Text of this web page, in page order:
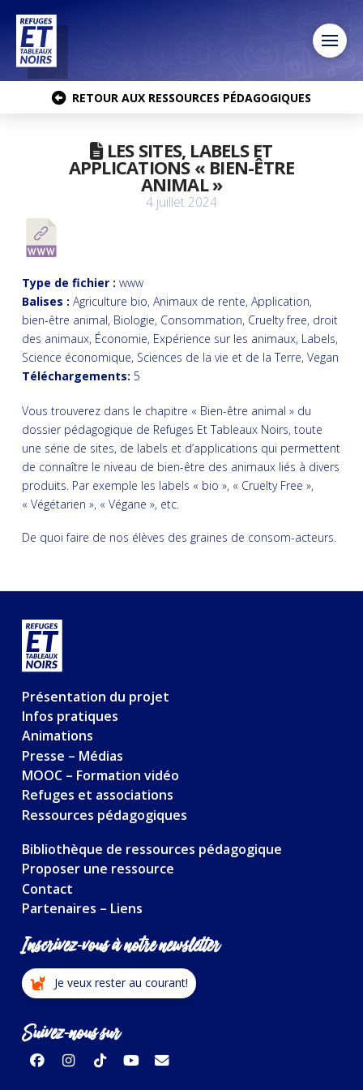
RETOUR AUX RESSOURCES PÉDAGOGIQUES
LES SITES, LABELS ET
APPLICATIONS « BIEN-ÊTRE
ANIMAL »
4 juillet 2024
Vous trouverez dans le chapitre « Bien-être animal » du
dossier pédagogique de Refuges Et Tableaux Noirs, toute
une série de sites, de labels et d’applications qui permettent
de connaître le niveau de bien-être des animaux liés à divers
produits. Par exemple les labels « bio », « Cruelty Free »,
« Végétarien », « Végane », etc.
De quoi faire de nos élèves des graines de consom-acteurs.
Type de fichier : www
Balises : Agriculture bio, Animaux de rente, Application,
bien-être animal, Biologie, Consommation, Cruelty free, droit
des animaux, Économie, Expérience sur les animaux, Labels,
Science économique, Sciences de la vie et de la Terre, Vegan
Téléchargements: 5
Présentation du projet
Infos pratiques
Animations
Presse – Médias
MOOC – Formation vidéo
Refuges et associations
Ressources pédagogiques
Bibliothèque de ressources pédagogique
Proposer une ressource
Contact
Partenaires – Liens
Inscrivez-vous à notre newsletter
Je veux rester au courant!
Suivez-nous sur